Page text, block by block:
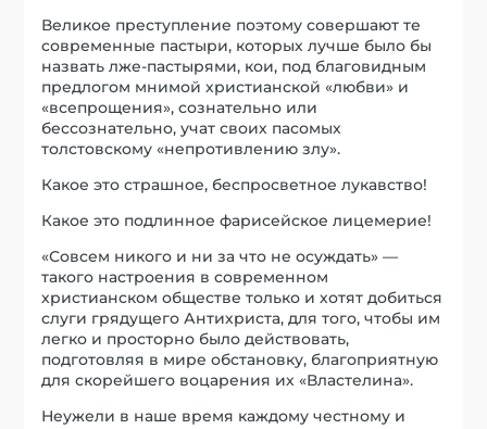
Великое преступление поэтому совершают те
современные пастыри, которых лучше было бы
назвать лже-пастырями, кои, под благовидным
предлогом мнимой христианской «любви» и
«всепрощения», сознательно или
бессознательно, учат своих пасомых
толстовскому «непротивлению злу».
Какое это страшное, беспросветное лукавство!
Какое это подлинное фарисейское лицемерие!
«Совсем никого и ни за что не осуждать» —
такого настроения в современном
христианском обществе только и хотят добиться
слуги грядущего Антихриста, для того, чтобы им
легко и просторно было действовать,
подготовляя в мире обстановку, благоприятную
для скорейшего воцарения их «Властелина».
Неужели в наше время каждому честному и